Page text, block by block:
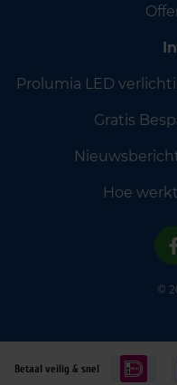
Prolumia LED
Gratis
Hoe
©
Betaal veilig & snel